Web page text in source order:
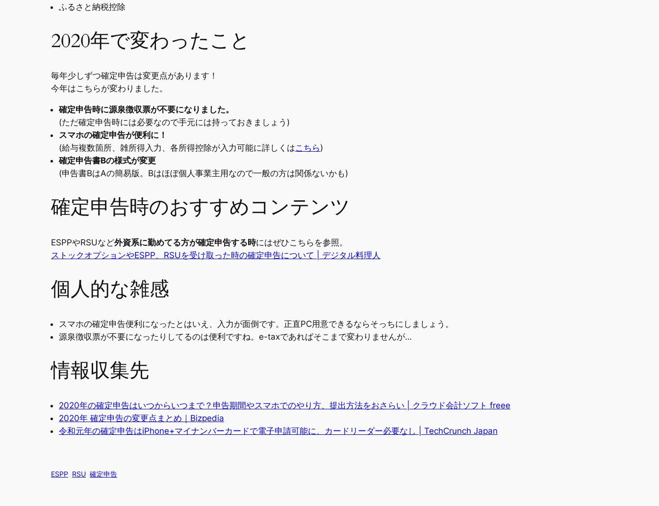
ふるさと納税控除
2020年で変わったこと
毎年少しずつ確定申告は変更点があります！
今年はこちらが変わりました。
確定申告時に源泉徴収票が不要になりました。
(ただ確定申告時には必要なので手元には持っておきましょう)
スマホの確定申告が便利に！
(給与複数箇所、雑所得入力、各所得控除が入力可能に詳しくはこちら)
確定申告書Bの様式が変更
(申告書BはAの簡易版。Bはほぼ個人事業主用なので一般の方は関係ないかも)
確定申告時のおすすめコンテンツ
ESPPやRSUなど外資系に勤めてる方が確定申告する時にはぜひこちらを参照。
ストックオプションやESPP、RSUを受け取った時の確定申告について | デジタル料理人
個人的な雑感
スマホの確定申告便利になったとはいえ、入力が面倒です。正直PC用意できるならそっちにしましょう。
源泉徴収票が不要になったりしてるのは便利ですね。e-taxであればそこまで変わりませんが…
情報収集先
2020年の確定申告はいつからいつまで？申告期間やスマホでのやり方、提出方法をおさらい | クラウド会計ソフト freee
2020年 確定申告の変更点まとめ｜Bizpedia
令和元年の確定申告はiPhone+マイナンバーカードで電子申請可能に、カードリーダー必要なし | TechCrunch Japan
ESPP RSU 確定申告